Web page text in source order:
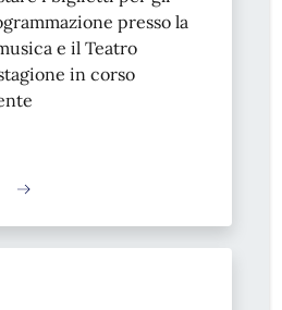
presso la
e il Teatro
in corso